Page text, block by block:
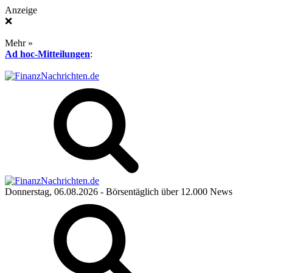
Anzeige
❌
Mehr »
Ad hoc-Mitteilungen:
Donnerstag, 06.08.2026 - Börsentäglich über 12.000 News